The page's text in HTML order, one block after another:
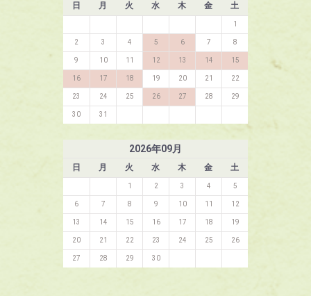
日 月 火 水 木 金 土
1
2 3 4 5 6 7 8
9 10 11 12 13 14 15
16 17 18 19 20 21 22
23 24 25 26 27 28 29
30 31
2026年09月
日 月 火 水 木 金 土
1 2 3 4 5
6 7 8 9 10 11 12
13 14 15 16 17 18 19
20 21 22 23 24 25 26
27 28 29 30